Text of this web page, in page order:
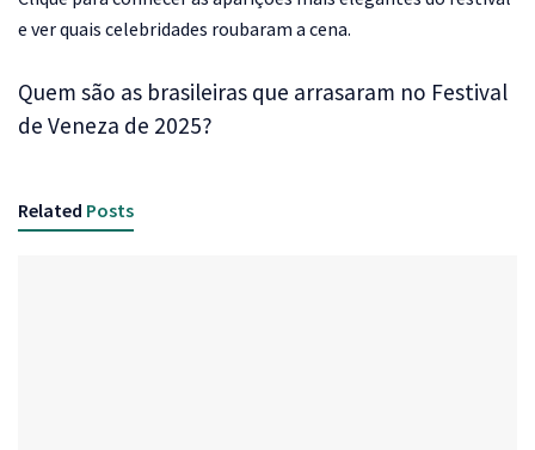
e ver quais celebridades roubaram a cena.
Quem são as brasileiras que arrasaram no Festival
de Veneza de 2025?
Related Posts